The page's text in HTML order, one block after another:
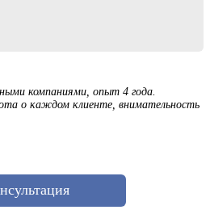
компаниями, опыт 4 года.
о каждом клиенте, внимательность